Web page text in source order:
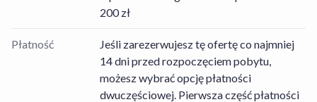
200 zł
Płatność
Jeśli zarezerwujesz tę ofertę co najmniej
14 dni przed rozpoczęciem pobytu,
możesz wybrać opcję płatności
dwuczęściowej. Pierwsza część płatności